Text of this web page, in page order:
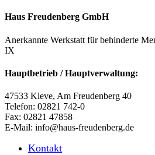
Haus Freudenberg GmbH
Anerkannte Werkstatt für behinderte
IX
Hauptbetrieb / Hauptverwaltung:
47533 Kleve, Am Freudenberg 40
Telefon: 02821 742-0
Fax: 02821 47858
E-Mail: info@haus-freudenberg.de
Kontakt